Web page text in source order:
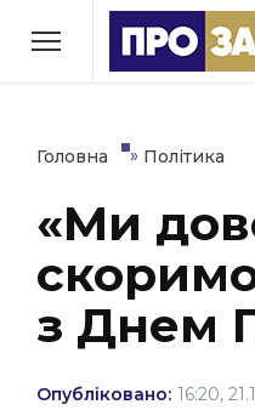
РУБРИКИ
Економіка
Політика
Втрачений
(відеоверсія)
Головна » Політика
«Ми
з Днем
Опубліковано: 16:20,